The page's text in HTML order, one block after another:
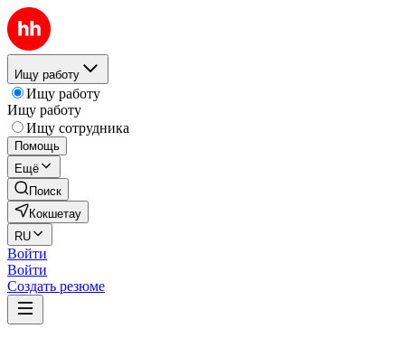
Ищу работу
Ищу работу
Ищу работу
Ищу сотрудника
Помощь
Ещё
Поиск
Кокшетау
RU
Войти
Войти
Создать резюме